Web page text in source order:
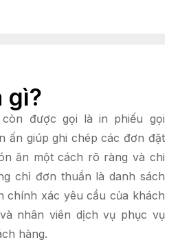
gì?
được gọi là in phiếu gọi
ấn giúp ghi chép các đơn đặt
ăn một cách rõ ràng và chi
chỉ đơn thuần là danh sách
chính xác yêu cầu của khách
nhân viên dịch vụ phục vụ
hàng.